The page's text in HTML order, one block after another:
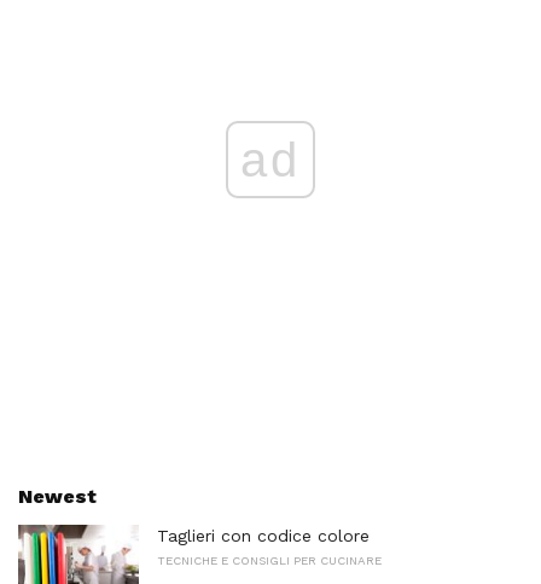
ad
Newest
Taglieri con codice colore
TECNICHE E CONSIGLI PER CUCINARE